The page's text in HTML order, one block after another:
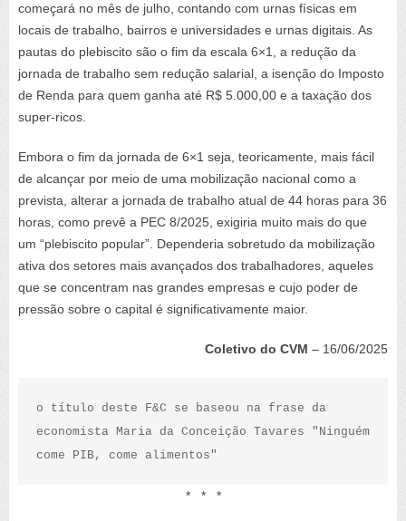
começará no mês de julho, contando com urnas físicas em
locais de trabalho, bairros e universidades e urnas digitais. As
pautas do plebiscito são o fim da escala 6×1, a redução da
jornada de trabalho sem redução salarial, a isenção do Imposto
de Renda para quem ganha até R$ 5.000,00 e a taxação dos
super-ricos.
Embora o fim da jornada de 6×1 seja, teoricamente, mais fácil
de alcançar por meio de uma mobilização nacional como a
prevista, alterar a jornada de trabalho atual de 44 horas para 36
horas, como prevê a PEC 8/2025, exigiria muito mais do que
um “plebiscito popular”. Dependeria sobretudo da mobilização
ativa dos setores mais avançados dos trabalhadores, aqueles
que se concentram nas grandes empresas e cujo poder de
pressão sobre o capital é significativamente maior.
Coletivo do CVM – 16/06/2025
o título deste F&C se baseou na frase da
economista Maria da Conceição Tavares "Ninguém
come PIB, come alimentos"
* * *